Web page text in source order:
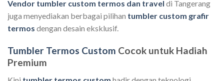
Vendor tumbler custom termos dan travel di Tangerang
juga menyediakan berbagai pilihan tumbler custom grafir
termos dengan desain eksklusif.
Tumbler Termos Custom Cocok untuk Hadiah
Premium